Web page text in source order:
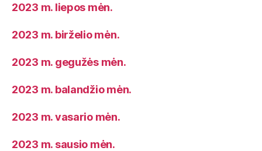
2023 m. liepos mėn.
2023 m. birželio mėn.
2023 m. gegužės mėn.
2023 m. balandžio mėn.
2023 m. vasario mėn.
2023 m. sausio mėn.